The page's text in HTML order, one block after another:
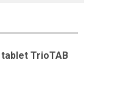
tablet TrioTAB